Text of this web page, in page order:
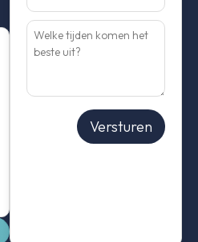
Welke
tijden
het
Versturen